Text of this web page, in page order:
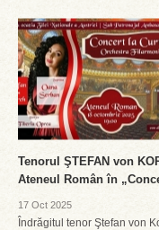
Tenorul ŞTEFAN von
Ateneul Român în
17 Oct 2025
Îndrăgitul tenor Ştefan von